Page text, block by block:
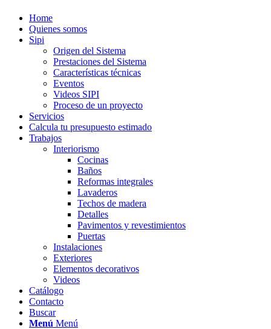
Home
Quienes somos
Sipi
Origen del Sistema
Prestaciones del Sistema
Características técnicas
Eventos
Videos SIPI
Proceso de un proyecto
Servicios
Calcula tu presupuesto estimado
Trabajos
Interiorismo
Cocinas
Baños
Reformas integrales
Lavaderos
Techos de madera
Detalles
Pavimentos y revestimientos
Puertas
Instalaciones
Exteriores
Elementos decorativos
Videos
Catálogo
Contacto
Buscar
Menú Menú